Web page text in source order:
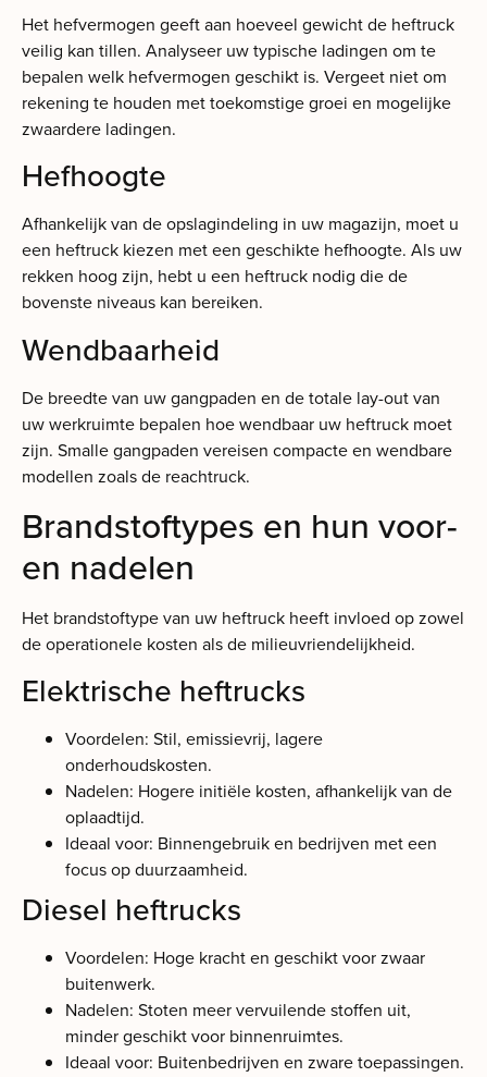
Het hefvermogen geeft aan hoeveel gewicht de heftruck
veilig kan tillen. Analyseer uw typische ladingen om te
bepalen welk hefvermogen geschikt is. Vergeet niet om
rekening te houden met toekomstige groei en mogelijke
zwaardere ladingen.
Hefhoogte
Afhankelijk van de opslagindeling in uw magazijn, moet u
een heftruck kiezen met een geschikte hefhoogte. Als uw
rekken hoog zijn, hebt u een heftruck nodig die de
bovenste niveaus kan bereiken.
Wendbaarheid
De breedte van uw gangpaden en de totale lay-out van
uw werkruimte bepalen hoe wendbaar uw heftruck moet
zijn. Smalle gangpaden vereisen compacte en wendbare
modellen zoals de reachtruck.
Brandstoftypes en hun voor-
en nadelen
Het brandstoftype van uw heftruck heeft invloed op zowel
de operationele kosten als de milieuvriendelijkheid.
Elektrische heftrucks
Voordelen: Stil, emissievrij, lagere
onderhoudskosten.
Nadelen: Hogere initiële kosten, afhankelijk van de
oplaadtijd.
Ideaal voor: Binnengebruik en bedrijven met een
focus op duurzaamheid.
Diesel heftrucks
Voordelen: Hoge kracht en geschikt voor zwaar
buitenwerk.
Nadelen: Stoten meer vervuilende stoffen uit,
minder geschikt voor binnenruimtes.
Ideaal voor: Buitenbedrijven en zware toepassingen.